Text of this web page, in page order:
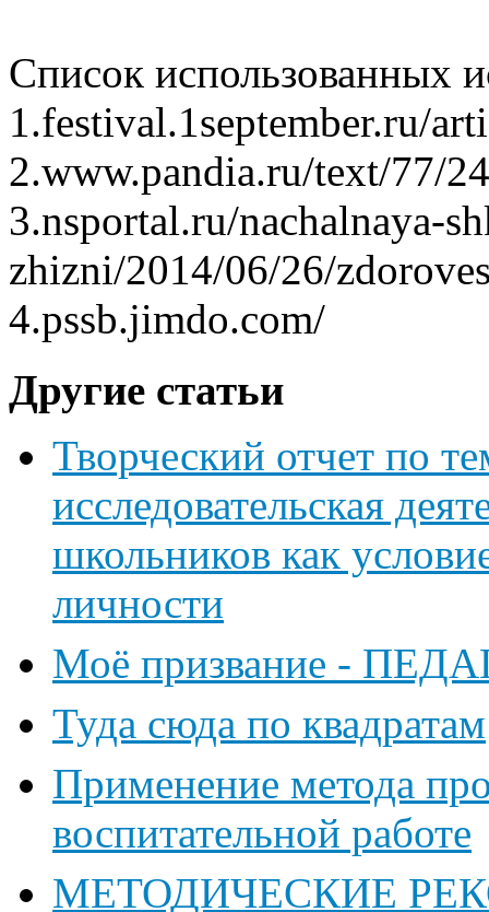
Список использованных
1.festival.1september.ru/
2.www.pandia.ru/text/77/
3.nsportal.ru/nachalnaya-
zhizni/2014/06/26/
4.pssb.jimdo.com/
Другие статьи
Творческий отчет по
исследовательская
школьников как
личности
Моё призвание -
Туда сюда по квадратам
Применение метода
воспитательной работе
МЕТОДИЧЕСКИЕ